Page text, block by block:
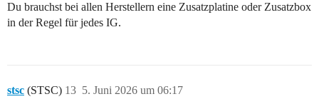
Du brauchst bei allen Herstellern eine Zusatzplatine oder Zusatzbox
in der Regel für jedes IG.
stsc (STSC) 5. Juni 2026 um 06:17
13